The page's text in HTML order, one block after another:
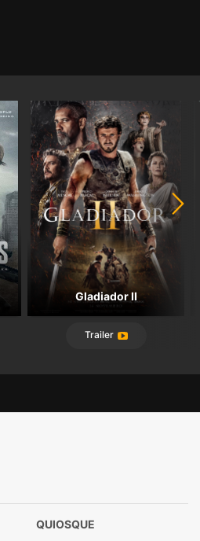
Gladiador II
Trailer
QUIOSQUE